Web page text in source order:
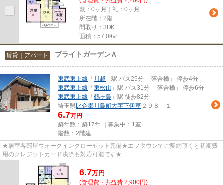
敷：0ヶ月｜礼：0ヶ月
所在階：2階
間取り：3DK
面積：57.09㎡
賃貸｜アパート ブライトガーデンＡ
東武東上線 「 川越 」駅 バス25分 「落合橋」 停歩4分
東武東上線 「 東松山 」駅 バス31分 「落合橋」 停歩6分
東武東上線 「 鶴ヶ島 」駅 徒歩82分
埼玉県比企郡川島町大字下伊草 ２９８－１
6.7万円
築年数：築17年 ｜募集中： 1室
階数：2階建
★居室各部屋ウォークインクローゼット完備★エフタウンでご契約頂くと初期費
用のクレジットカード決済も対応可能です★
6.7万円
(管理費・共益費 2,900円)